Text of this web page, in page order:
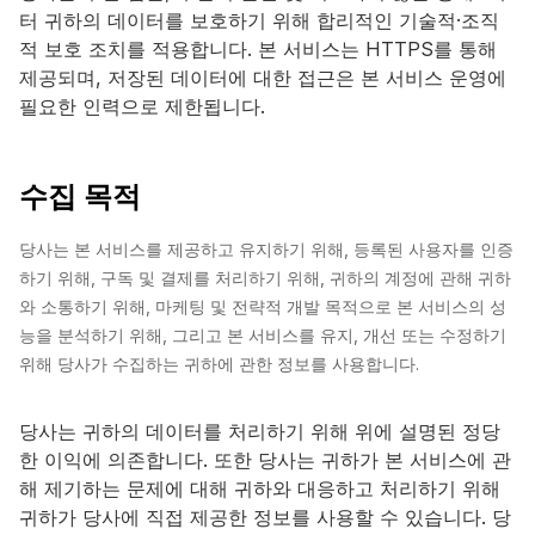
터 귀하의 데이터를 보호하기 위해 합리적인 기술적·조직
적 보호 조치를 적용합니다. 본 서비스는 HTTPS를 통해
제공되며, 저장된 데이터에 대한 접근은 본 서비스 운영에
필요한 인력으로 제한됩니다.
수집 목적
당사는 본 서비스를 제공하고 유지하기 위해, 등록된 사용자를 인증
하기 위해, 구독 및 결제를 처리하기 위해, 귀하의 계정에 관해 귀하
와 소통하기 위해, 마케팅 및 전략적 개발 목적으로 본 서비스의 성
능을 분석하기 위해, 그리고 본 서비스를 유지, 개선 또는 수정하기
위해 당사가 수집하는 귀하에 관한 정보를 사용합니다.
당사는 귀하의 데이터를 처리하기 위해 위에 설명된 정당
한 이익에 의존합니다. 또한 당사는 귀하가 본 서비스에 관
해 제기하는 문제에 대해 귀하와 대응하고 처리하기 위해
귀하가 당사에 직접 제공한 정보를 사용할 수 있습니다. 당